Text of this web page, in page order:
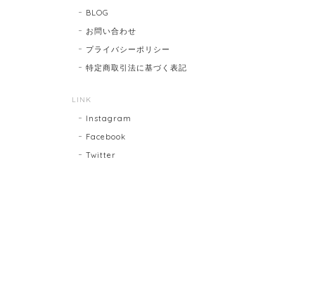
BLOG
お問い合わせ
プライバシーポリシー
特定商取引法に基づく表記
LINK
Instagram
Facebook
Twitter